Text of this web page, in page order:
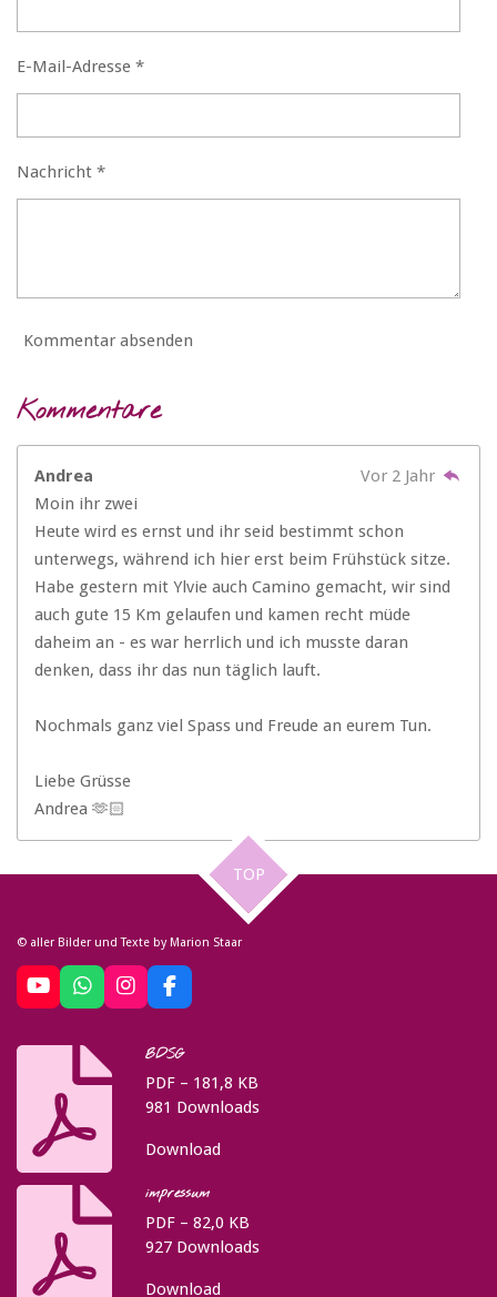
E-Mail-Adresse *
Nachricht *
Kommentar absenden
Kommentare
Andrea
Vor 2 Jahr
Moin ihr zwei
Heute wird es ernst und ihr seid bestimmt schon
unterwegs, während ich hier erst beim Frühstück sitze.
Habe gestern mit Ylvie auch Camino gemacht, wir sind
auch gute 15 Km gelaufen und kamen recht müde
daheim an - es war herrlich und ich musste daran
denken, dass ihr das nun täglich lauft.
Nochmals ganz viel Spass und Freude an eurem Tun.
Liebe Grüsse
Andrea 🫶🏻
TOP
© aller Bilder und Texte by Marion Staar
Y
o
W
h
t
s
p
I
n
F
a
e
b
o
o
BDSG
PDF – 181,8 KB
981 Downloads
Download
impressum
PDF – 82,0 KB
927 Downloads
Download